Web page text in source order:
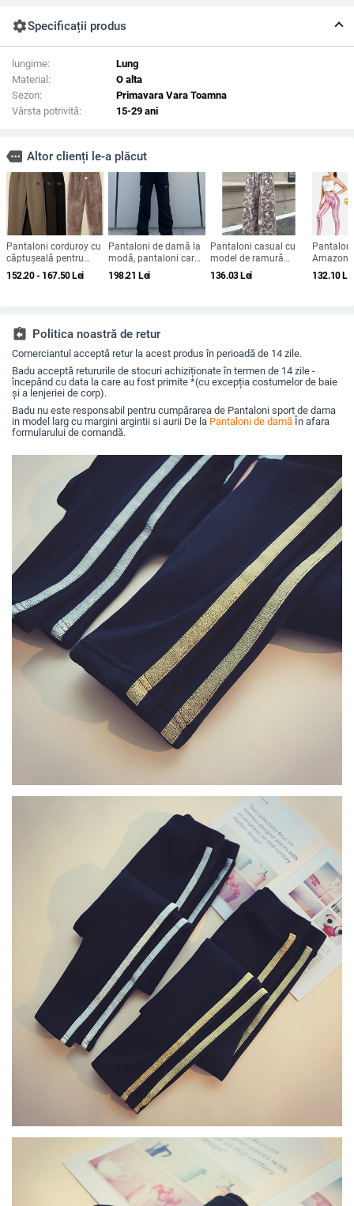
settingsSpecificații produs
lungime:
Lung
Material:
O alta
Sezon:
Primavara Vara Toamna
Vârsta potrivită:
15-29 ani
more Altor clienți le-a plăcut
Pantaloni corduroy cu
căptușeală pentru
iarnă, pentru femei în
vârstă, stil haarem.
152.20 - 167.50Lei
Pantaloni de damă la
modă, pantaloni cargo
cu buzunare labe,
pantaloni cu fermoar,
198.21 Lei
Pantaloni casual cu
model de ramură
europeană și
americană pentru
picior larg, în stoc, păr
136.03Lei
Amazon
fabrică,
Statele
132.10Lei
assignment_return Politica noastră de retur
Comerciantul acceptă retur la acest produs în perioadă de 14 zile.
Badu acceptă retururile de stocuri achiziționate în termen de 14 zile -
începând cu data la care au fost primite *(cu excepția costumelor de baie
și a lenjeriei de corp).
Badu nu este responsabil pentru cumpărarea de Pantaloni sport de dama
in model larg cu margini argintii si aurii De la Pantaloni de damă În afara
formularului de comandă.